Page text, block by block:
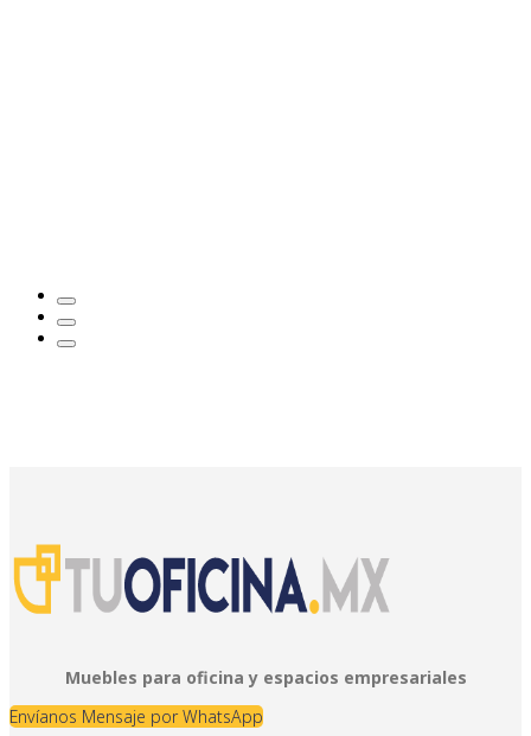
Muebles para oficina y espacios empresariales
Envíanos Mensaje por WhatsApp